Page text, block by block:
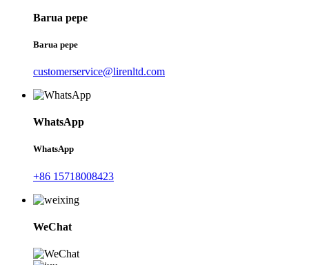
Barua pepe
Barua pepe
customerservice@lirenltd.com
WhatsApp
WhatsApp
+86 15718008423
WeChat